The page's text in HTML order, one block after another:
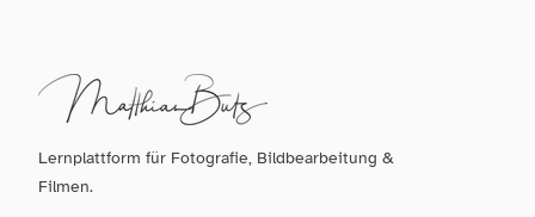
Lernplattform für Fotografie, Bildbearbeitung &
Filmen.